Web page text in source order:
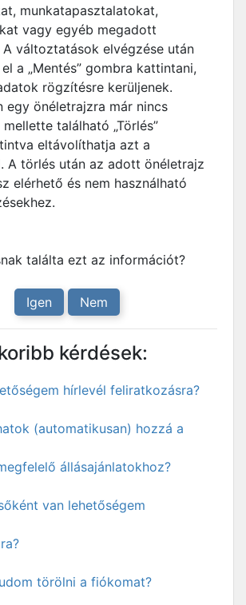
munkatapasztalatokat,
vagy egyéb megadott
változtatások elvégzése után
a „Mentés” gombra kattintani,
rögzítésre kerüljenek.
egy önéletrajzra már nincs
található „Törlés”
eltávolíthatja azt a
A törlés után az adott önéletrajz
elérhető és nem használható
találta ezt az információt?
Igen Nem
kérdések:
hírlevél feliratkozásra?
(automatikusan) hozzá a
állásajánlatokhoz?
van lehetőségem
törölni a fiókomat?